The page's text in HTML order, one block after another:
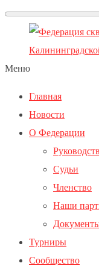
Меню
Главная
Новости
О Федерации
Судьи
Членство
Наши
Турниры
Сообщество